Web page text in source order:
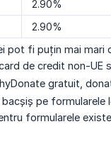
2.90%
2.90%
pot fi puțin mai
de credit non-
gratuit,
pe
formularele